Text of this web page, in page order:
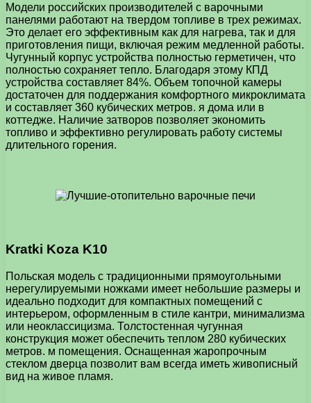
Модели российских производителей с варочными
панелями работают на твердом топливе в трех режимах.
Это делает его эффективным как для нагрева, так и для
приготовления пищи, включая режим медленной работы.
Чугунный корпус устройства полностью герметичен, что
полностью сохраняет тепло. Благодаря этому КПД
устройства составляет 84%. Объем топочной камеры
достаточен для поддержания комфортного микроклимата
и составляет 360 кубических метров. я дома или в
коттедже. Наличие затворов позволяет экономить
топливо и эффективно регулировать работу системы
длительного горения.
Kratki Koza K10
Польская модель с традиционными прямоугольными
нерегулируемыми ножками имеет небольшие размеры и
идеально подходит для компактных помещений с
интерьером, оформленным в стиле кантри, минимализма
или неоклассицизма. Толстостенная чугунная
конструкция может обеспечить теплом 280 кубических
метров. м помещения. Оснащенная жаропрочным
стеклом дверца позволит вам всегда иметь живописный
вид на живое пламя.